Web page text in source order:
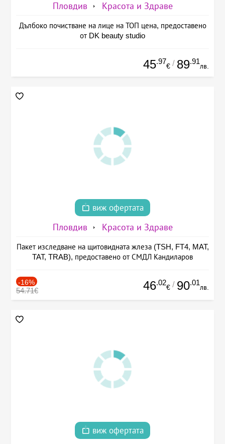
Пловдив Красота и Здраве
Дълбоко почистване на лице на ТОП цена, предоставено
от DK beauty studio
45.97
€ / 89.91
лв.
виж офертата
Пловдив Красота и Здраве
Пакет изследване на щитовидната жлеза (TSH, FT4, MAT,
TAT, TRAB), предоставено от СМДЛ Кандиларов
-16%
54.71€ 46.02
€ / 90.01
лв.
виж офертата